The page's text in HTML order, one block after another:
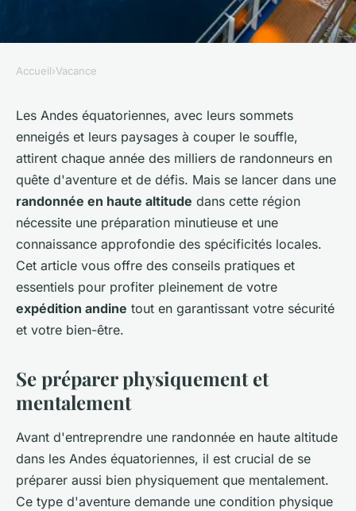
Quels sont les meilleurs
conseils pour une randonnée
en haute altitude dans les
Andes équatoriennes ?
10 juillet 2024 8 min de lecture
Accueil›Vacance
Les Andes équatoriennes, avec leurs sommets
enneigés et leurs paysages à couper le souffle,
attirent chaque année des milliers de randonneurs en
quête d'aventure et de défis. Mais se lancer dans une
randonnée en haute altitude dans cette région
nécessite une préparation minutieuse et une
connaissance approfondie des spécificités locales.
Cet article vous offre des conseils pratiques et
essentiels pour profiter pleinement de votre
expédition andine tout en garantissant votre sécurité
et votre bien-être.
Se préparer physiquement et
mentalement
Avant d'entreprendre une randonnée en haute altitude
dans les Andes équatoriennes, il est crucial de se
préparer aussi bien physiquement que mentalement.
Ce type d'aventure demande une condition physique